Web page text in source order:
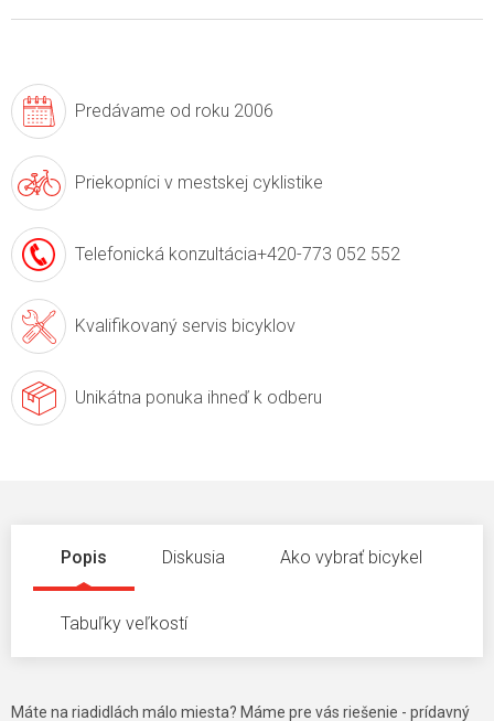
Predávame od roku 2006
Priekopníci v mestskej cyklistike
Telefonická konzultácia+420-773 052 552
Kvalifikovaný servis bicyklov
Unikátna ponuka ihneď k odberu
Popis Diskusia Ako vybrať bicykel
Tabuľky veľkostí
Máte na riadidlách málo miesta? Máme pre vás riešenie - prídavný